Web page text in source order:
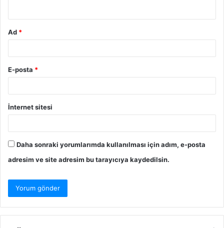
Ad *
E-posta *
İnternet sitesi
Daha sonraki yorumlarımda kullanılması için adım, e-posta
adresim ve site adresim bu tarayıcıya kaydedilsin.